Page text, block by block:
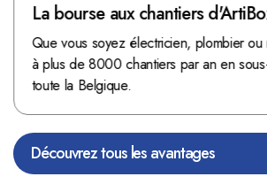
La bourse aux chantiers
véritable mine d'or !
Que vous soyez électricien, plombier
à plus de 8000 chantiers par an en
toute la Belgique.
Découvrez tous les avantages